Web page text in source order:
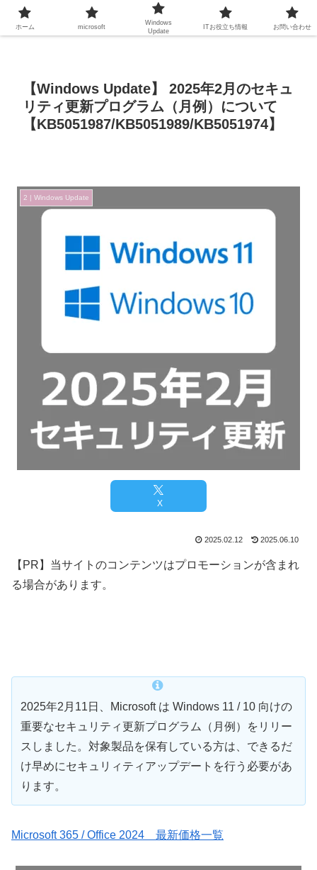
【Windows Update】 2025年2月のセキュ
リティ更新プログラム（月例）について
【KB5051987/KB5051989/KB5051974】
2 | Windows Update
X
2025.02.12 2025.06.10
【PR】当サイトのコンテンツはプロモーションが含まれ
る場合があります。
2025年2月11日、Microsoft は Windows 11 / 10 向けの
重要なセキュリティ更新プログラム（月例）をリリー
スしました。対象製品を保有している方は、できるだ
け早めにセキュリィティアップデートを行う必要があ
ります。
Microsoft 365 / Office 2024 最新価格一覧
ホーム microsoft
Windows
Update
ITお役立ち情報 お問い合わせ